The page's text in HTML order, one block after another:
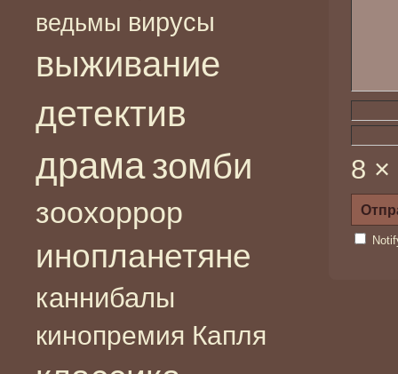
ведьмы вирусы
выживание
детектив
драма зомби
зоохоррор
инопланетяне
каннибалы
кинопремия Капля
8 ×